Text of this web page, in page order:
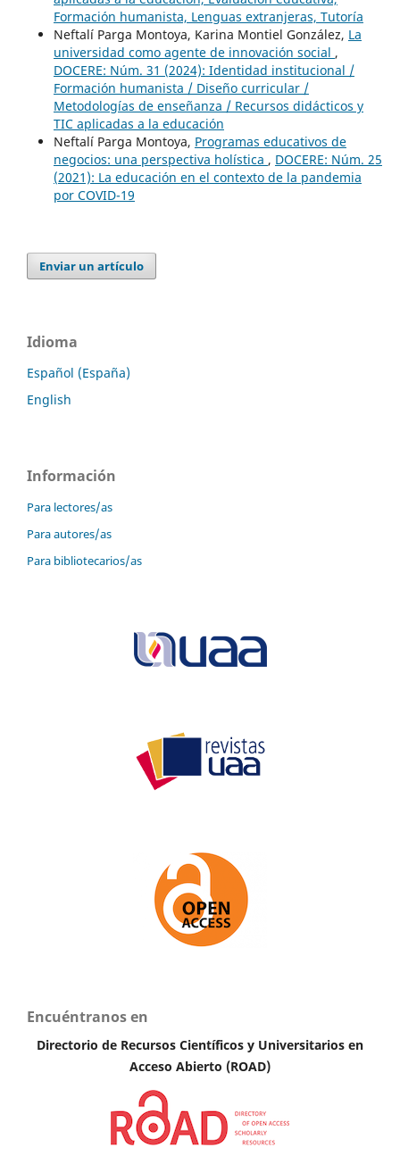
Formación humanista, Lenguas extranjeras, Tutoría
Neftalí Parga Montoya, Karina Montiel González, La
universidad como agente de innovación social ,
DOCERE: Núm. 31 (2024): Identidad institucional /
Formación humanista / Diseño curricular /
Metodologías de enseñanza / Recursos didácticos y
TIC aplicadas a la educación
Neftalí Parga Montoya, Programas educativos de
negocios: una perspectiva holística , DOCERE: Núm. 25
(2021): La educación en el contexto de la pandemia
por COVID-19
Enviar un artículo
Idioma
Español (España)
English
Información
Para lectores/as
Para autores/as
Para bibliotecarios/as
Encuéntranos en
Directorio de Recursos Científicos y Universitarios en
Acceso Abierto (ROAD)